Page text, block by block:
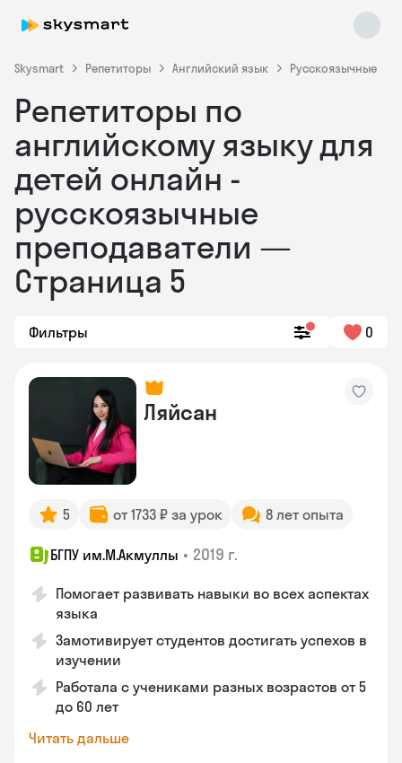
Skysmart Репетиторы Английский язык Русскоязычные
Репетиторы по
английскому языку для
детей онлайн -
русскоязычные
преподаватели —
Страница 5
Фильтры 0
Ляйсан
5 от 1733 ₽ за урок 8 лет опыта
БГПУ им.М.Акмуллы • 2019 г.
Помогает развивать навыки во всех аспектах
языка
Замотивирует студентов достигать успехов в
изучении
Работала с учениками разных возрастов от 5
до 60 лет
Читать дальше
online